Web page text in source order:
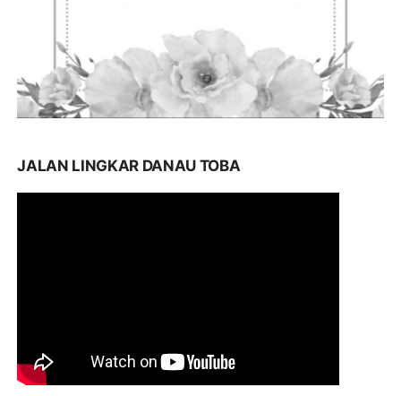
JALAN LINGKAR DANAU TOBA